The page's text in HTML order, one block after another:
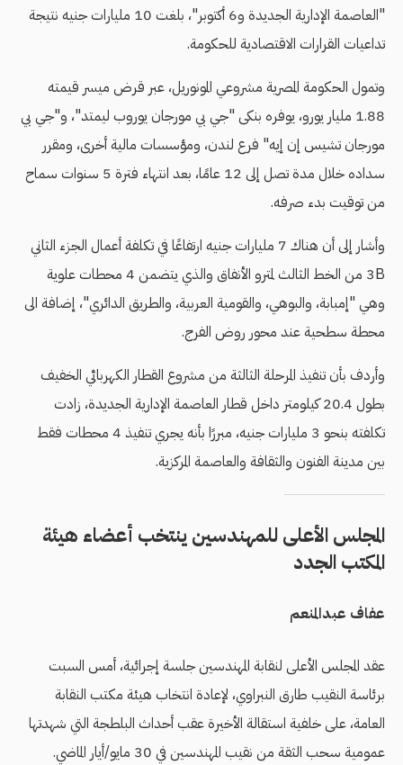
"العاصمة الإدارية الجديدة و6 أكتوبر"، بلغت 10 مليارات جنيه نتيجة
تداعيات القرارات الاقتصادية للحكومة.
وتمول الحكومة المصرية مشروعي المونوريل، عبر قرض ميسر قيمته
1.88 مليار يورو، يوفره بنكى "جي بي مورجان يوروب ليمتد"، و"جي بي
مورجان تشيس إن إيه" فرع لندن، ومؤسسات مالية أخرى، ومقرر
سداده خلال مدة تصل إلى 12 عامًا، بعد انتهاء فترة 5 سنوات سماح
من توقيت بدء صرفه.
وأشار إلى أن هناك 7 مليارات جنيه ارتفاعًا في تكلفة أعمال الجزء الثاني
3B من الخط الثالث لمترو الأنفاق والذي يتضمن 4 محطات علوية
وهي "إمبابة، والبوهي، والقومية العربية، والطريق الدائري"، إضافة الى
محطة سطحية عند محور روض الفرج.
وأردف بأن تنفيذ المرحلة الثالثة من مشروع القطار الكهربائي الخفيف
بطول 20.4 كيلومتر داخل قطار العاصمة الإدارية الجديدة، زادت
تكلفته بنحو 3 مليارات جنيه، مبررًا بأنه يجري تنفيذ 4 محطات فقط
بين مدينة الفنون والثقافة والعاصمة المركزية.
المجلس الأعلى للمهندسين ينتخب أعضاء هيئة
المكتب الجدد
عفاف عبدالمنعم
عقد المجلس الأعلى لنقابة المهندسين جلسة إجرائية، أمس السبت
برئاسة النقيب طارق النبراوي، لإعادة انتخاب هيئة مكتب النقابة
العامة، على خلفية استقالة الأخيرة عقب أحداث البلطجة التي شهدتها
عمومية سحب الثقة من نقيب المهندسين في 30 مايو/أيار الماضي.